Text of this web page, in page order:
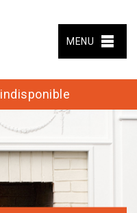
MENU
indisponible